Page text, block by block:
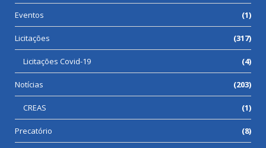
Eventos (1)
Licitações (317)
Licitações Covid-19 (4)
Notícias (203)
CREAS (1)
Precatório (8)